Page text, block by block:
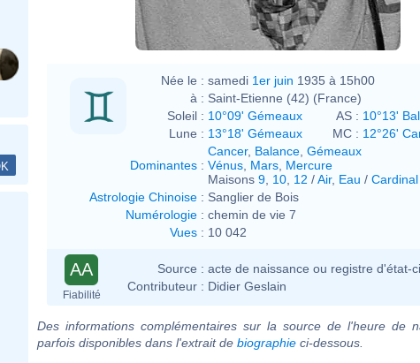
Née le : samedi 1er juin 1935 à 15h00
à : Saint-Etienne (42) (France)
Soleil : 10°09' Gémeaux AS : 10°13'
Lune : 13°18' Gémeaux MC : 12°26'
Dominantes :
Cancer, Balance Gémeaux
Vénus Mars Mercure
Maisons 9 10 12 /Air, Eau / Cardinal
Astrologie Chinoise : Sanglier de Bois
Numérologie : chemin de vie 7
Vues : 10 042
AA
Fiabilité
Source : acte de naissance ou registre d'état-
Contributeur : Didier Geslain
Des informations complémentaires sur la source de l'heure de
parfois disponibles dans l'extrait de biographie ci-dessous.